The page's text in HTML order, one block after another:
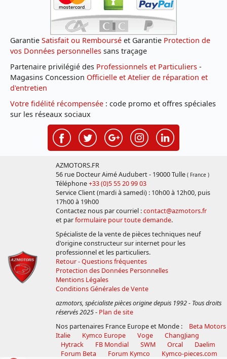
Garantie Satisfait ou Remboursé et Garantie Protection de
vos Données personnelles sans traçage
Partenaire privilégié des Professionnels et Particuliers -
Magasins Concession Officielle et Atelier de réparation et
d'entretien
Votre fidélité récompensée : code promo et offres spéciales
sur les réseaux sociaux
AZMOTORS.FR
56 rue Docteur Aimé Audubert - 19000 Tulle ( France )
Téléphone+33 (0)5 55 20 99 03
Service Client (mardi à samedi) : 10h00 à 12h00, puis
17h00 à 19h00
Contactez nous par courriel :contact@azmotors.fr
et parformulaire pour toute demande.
Spécialiste de la vente de pièces techniques neuf
d'origine constructeur sur internet pour les
professionnel et les particuliers.
Retour - Questions fréquentes
Protection des Données Personnelles
Mentions Légales
Conditions Générales de Vente
azmotors, spécialiste pièces origine depuis 1992 - Tous droits
réservés 2025- Plan de site
Nos partenaires France Europe et Monde :
Beta Motors
Italie
Kymco Europe Voge
ChangJiang
Hytrack
FB Mondial SWM Orcal
Daelim
Forum Beta
Forum Kymco
Kymco-pieces.com